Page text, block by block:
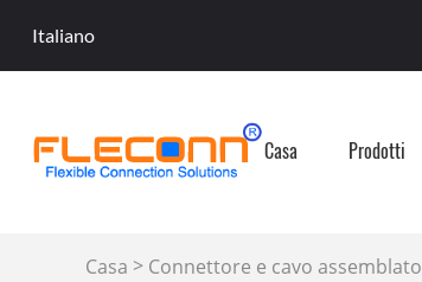
Italiano
Casa Prodotti
Casa > Connettore e cavo